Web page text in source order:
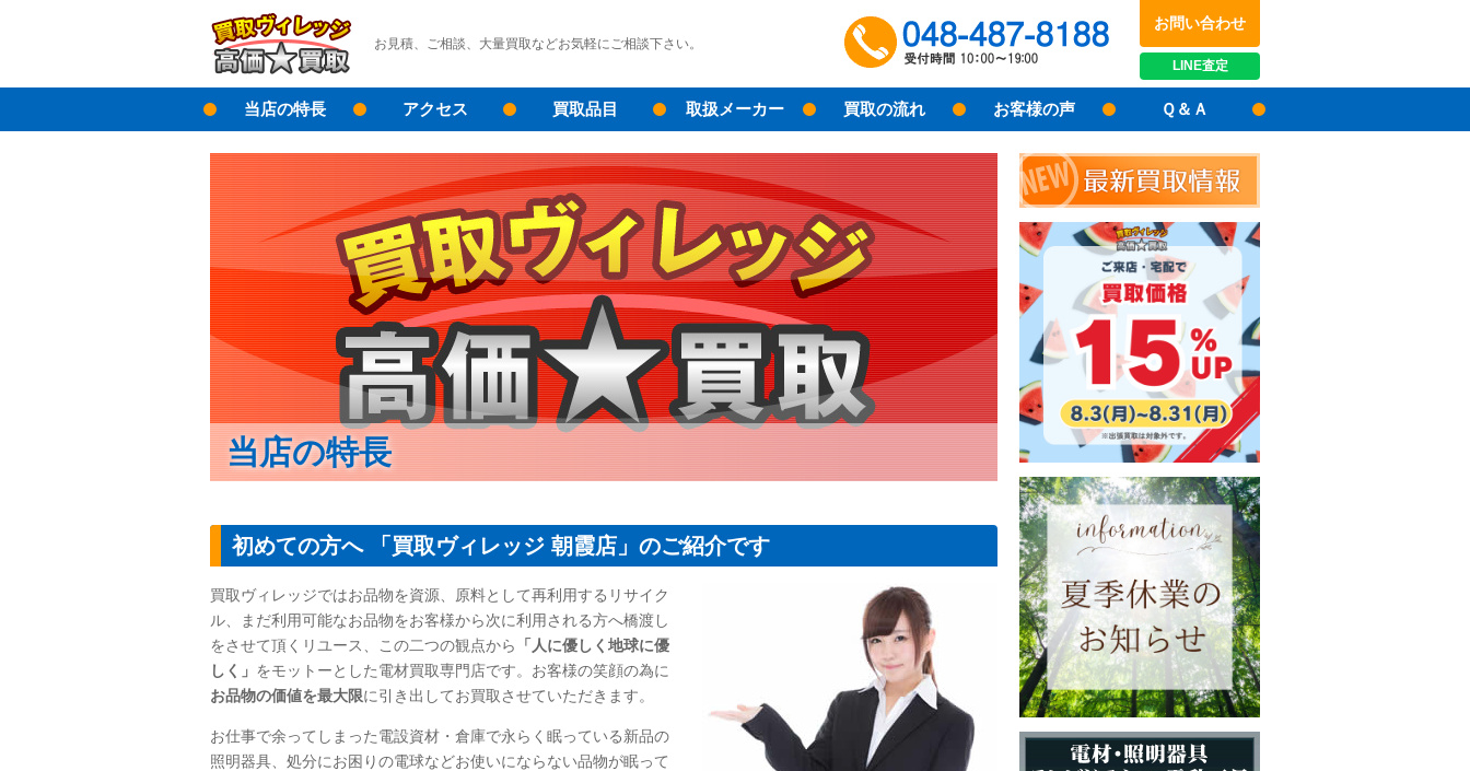
お見積、ご相談、大量買取などお気軽にご相談下さい。
LINE査定
048-487-8188受付時間：10:00～17:00
お問い合わせ
当店の特長 アクセス 買取品目 取扱メーカー 買取の流れ お客様の声 Ｑ＆Ａ
当店の特長
初めての方へ 「買取ヴィレッジ 朝霞店」のご紹介です
買取ヴィレッジではお品物を資源、原料として再利用するリサイク
ル、まだ利用可能なお品物をお客様から次に利用される方へ橋渡し
をさせて頂くリユース、この二つの観点から
「人に優しく地球に優
しく」 をモットーとした電材買取専門店です。お客様の笑顔の為に
お品物の価値を最大限に引き出してお買取させていただきます。
お仕事で余ってしまった電設資材・倉庫で永らく眠っている新品の
照明器具、処分にお困りの電球などお使いにならない品物が眠って